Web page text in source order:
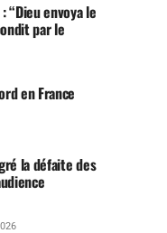
“Dieu envoya le
par le
en France
la défaite des